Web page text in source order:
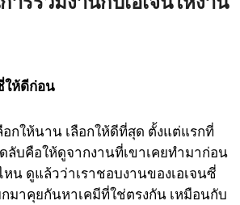
ให้ดีก่อน
อกให้นาน เลือกให้ดีที่สุด ตั้งแต่แรกที่
ลับคือให้ดูจากงานที่เขาเคยทำมาก่อน
น ดูแล้วว่าเราชอบงานของเอเจนซี่
มาคุยกันหาเคมีที่ใช่ตรงกัน เหมือนกับ